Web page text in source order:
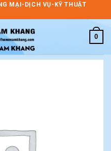
MẠI-DỊCH VỤ-KỸ THUẬT
0